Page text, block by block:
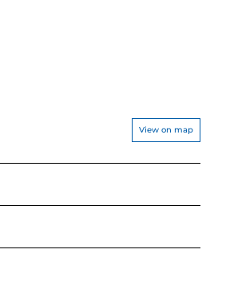
View on map